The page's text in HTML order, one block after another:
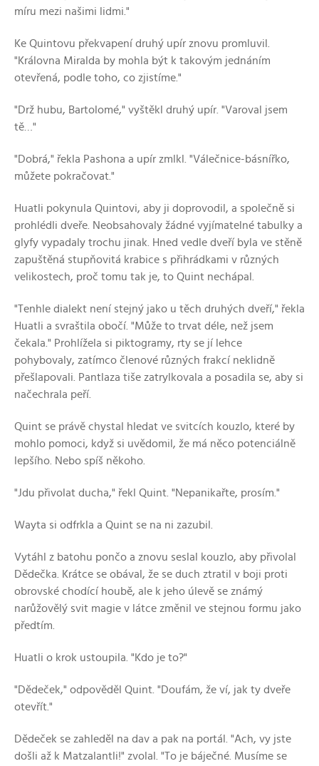
míru mezi našimi lidmi."
Ke Quintovu překvapení druhý upír znovu promluvil.
"Královna Miralda by mohla být k takovým jednáním
otevřená, podle toho, co zjistíme."
"Drž hubu, Bartolomé," vyštěkl druhý upír. "Varoval jsem
tě…"
"Dobrá," řekla Pashona a upír zmlkl. "Válečnice-básnířko,
můžete pokračovat."
Huatli pokynula Quintovi, aby ji doprovodil, a společně si
prohlédli dveře. Neobsahovaly žádné vyjímatelné tabulky a
glyfy vypadaly trochu jinak. Hned vedle dveří byla ve stěně
zapuštěná stupňovitá krabice s přihrádkami v různých
velikostech, proč tomu tak je, to Quint nechápal.
"Tenhle dialekt není stejný jako u těch druhých dveří," řekla
Huatli a svraštila obočí. "Může to trvat déle, než jsem
čekala." Prohlížela si piktogramy, rty se jí lehce
pohybovaly, zatímco členové různých frakcí neklidně
přešlapovali. Pantlaza tiše zatrylkovala a posadila se, aby si
načechrala peří.
Quint se právě chystal hledat ve svitcích kouzlo, které by
mohlo pomoci, když si uvědomil, že má něco potenciálně
lepšího. Nebo spíš někoho.
"Jdu přivolat ducha," řekl Quint. "Nepanikařte, prosím."
Wayta si odfrkla a Quint se na ni zazubil.
Vytáhl z batohu pončo a znovu seslal kouzlo, aby přivolal
Dědečka. Krátce se obával, že se duch ztratil v boji proti
obrovské chodící houbě, ale k jeho úlevě se známý
narůžovělý svit magie v látce změnil ve stejnou formu jako
předtím.
Huatli o krok ustoupila. "Kdo je to?"
"Dědeček," odpověděl Quint. "Doufám, že ví, jak ty dveře
otevřít."
Dědeček se zahleděl na dav a pak na portál. "Ach, vy jste
došli až k Matzalantli!" zvolal. "To je báječné. Musíme se